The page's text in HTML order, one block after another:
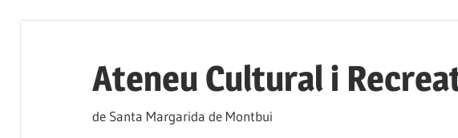
Ateneu Cultural i
de Santa Margarida de Montbui